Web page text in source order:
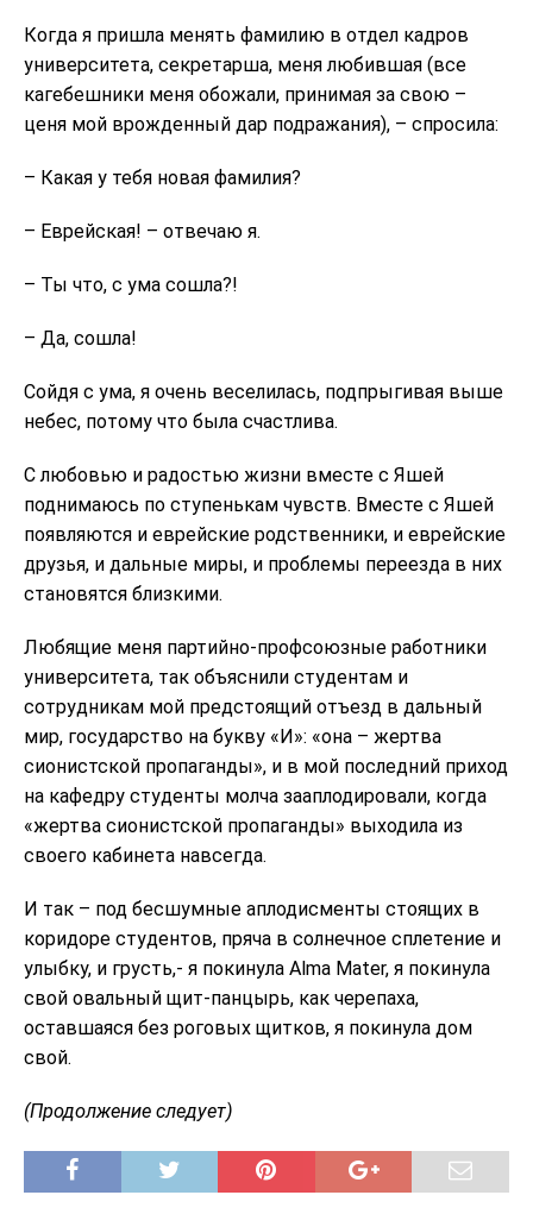
Когда я пришла менять фамилию в отдел кадров
университета, секретарша, меня любившая (все
кагебешники меня обожали, принимая за свою –
ценя мой врожденный дар подражания), – спросила:
– Какая у тебя новая фамилия?
– Еврейская! – отвечаю я.
– Ты что, с ума сошла?!
– Да, сошла!
Сойдя с ума, я очень веселилась, подпрыгивая выше
небес, потому что была счастлива.
С любовью и радостью жизни вместе с Яшей
поднимаюсь по ступенькам чувств. Вместе с Яшей
появляются и еврейские родственники, и еврейские
друзья, и дальные миры, и проблемы переезда в них
становятся близкими.
Любящие меня партийно-профсоюзные работники
университета, так объяснили студентам и
сотрудникам мой предстоящий отъезд в дальный
мир, государство на букву «И»: «она – жертва
сионистской пропаганды», и в мой последний приход
на кафедру студенты молча зааплодировали, когда
«жертва сионистской пропаганды» выходила из
своего кабинета навсегда.
И так – под бесшумные аплодисменты стоящих в
коридоре студентов, пряча в солнечное сплетение и
улыбку, и грусть,- я покинула Alma Mater, я покинула
свой овальный щит-панцырь, как черепаха,
оставшаяся без роговых щитков, я покинула дом
свой.
(Продолжение следует)